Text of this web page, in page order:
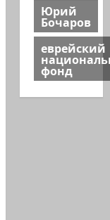
Юрий
Бочаров
еврейский
фонд